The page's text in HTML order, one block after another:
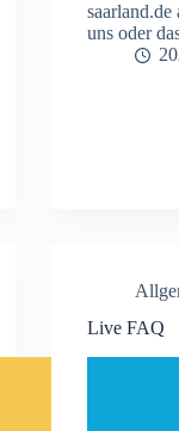
uns oder
Live FAQ